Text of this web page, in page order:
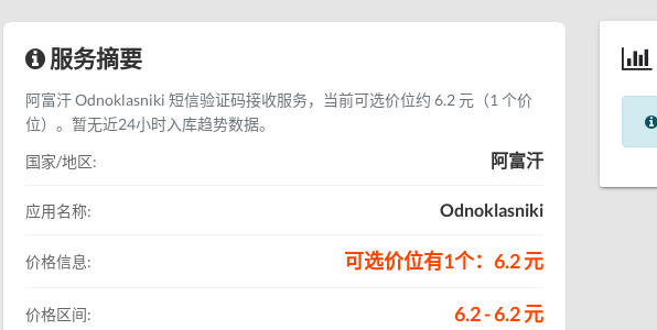
服务摘要
阿富汗 Odnoklasniki 短信验证码接收服务，当前可选价位约 6.2 元（1 个价
位）。暂无近24小时入库趋势数据。
国家/地区:
阿富汗
应用名称: Odnoklasniki
价格信息: 可选价位有1个：6.2 元
价格区间: 6.2 - 6.2 元